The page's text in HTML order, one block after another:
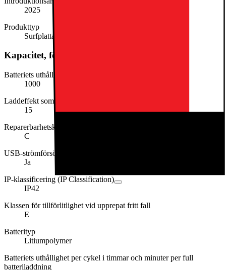
2025
Produkttyp
Surfplatta
Kapacitet, förbrukning och strömförsörjning
Batteriets uthållighet i cykler
1000
Laddeffekt som krävs (min. i W)
15
Reparerbarhetsklassen
C
USB-strömförsörjning (USB PD)
Ja
IP-klassificering (IP Classification)
IP42
Klassen för tillförlitlighet vid upprepat fritt fall
E
Batterityp
Litiumpolymer
Batteriets uthållighet per cykel i timmar och minuter per full
batteriladdning